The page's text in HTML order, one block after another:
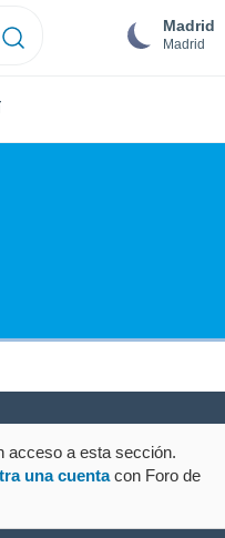
Madrid
Madrid
acceso a esta sección.
una cuentacon Foro de